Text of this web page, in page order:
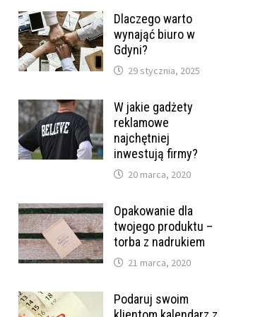
Dlaczego warto
wynająć biuro w
Gdyni?
29 stycznia, 2025
W jakie gadżety
reklamowe
najchętniej
inwestują firmy?
20 marca, 2020
Opakowanie dla
twojego produktu –
torba z nadrukiem
21 marca, 2020
Podaruj swoim